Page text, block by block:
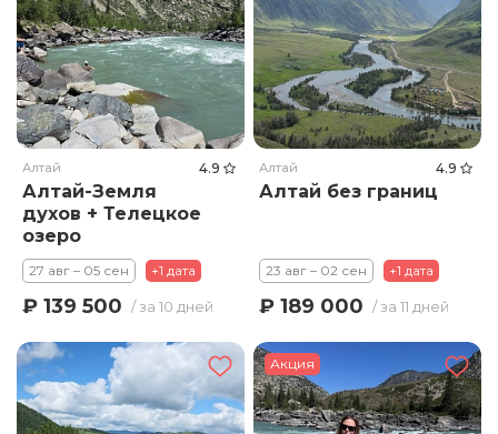
Алтай 4.9
Алтай-Земля
духов + Телецкое
озеро
27 авг – 05 сен +1 дата
₽ 139 500 / за 10 дней
Алтай 4.9
Алтай без границ
23 авг – 02 сен +1 дата
₽ 189 000 / за 11 дней
Акция